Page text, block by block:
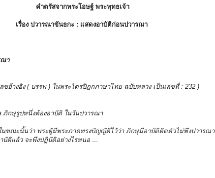
คำตรัสจากพระโอษฐ์ พระพุทธเจ้า
เรื่อง ปวารณาขันธกะ : แสดงอาบัติก่อนปวารณา
ณา
ขอ้างอิง ( บรรพ ) ในพระไตรปิฎกภาษาไทย ฉบับหลวง เป็นเลขที่ : 232 )
ภิกษุรูปหนึ่งต้องอาบัติ ในวันปวารณา
นขณะนั้นว่า พระผู้มีพระภาคทรงบัญญัติไว้ว่า ภิกษุมีอาบัติติดตัวไม่พึงปวารณา
บัติแล้ว จะพึงปฏิบัติอย่างไรหนอ …